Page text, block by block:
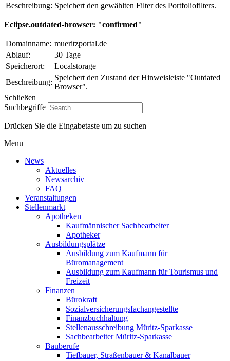
Beschreibung: Speichert den gewählten Filter des Portfoliofilters.
Eclipse.outdated-browser: "confirmed"
Domainname: mueritzportal.de
Ablauf:
30 Tage
Speicherort:
Localstorage
Beschreibung:
Speichert den Zustand der Hinweisleiste "Outdated
Browser".
Schließen
Suchbegriffe
Drücken Sie die Eingabetaste um zu suchen
Menu
News
Aktuelles
Newsarchiv
FAQ
Veranstaltungen
Stellenmarkt
Apotheken
Kaufmännischer Sachbearbeiter
Apotheker
Ausbildungsplätze
Ausbildung zum Kaufmann für
Büromanagement
Ausbildung zum Kaufmann für Tourismus und
Freizeit
Finanzen
Bürokraft
Sozialversicherungsfachangestellte
Finanzbuchhaltung
Stellenausschreibung Müritz-Sparkasse
Sachbearbeiter Müritz-Sparkasse
Bauberufe
Tiefbauer, Straßenbauer & Kanalbauer